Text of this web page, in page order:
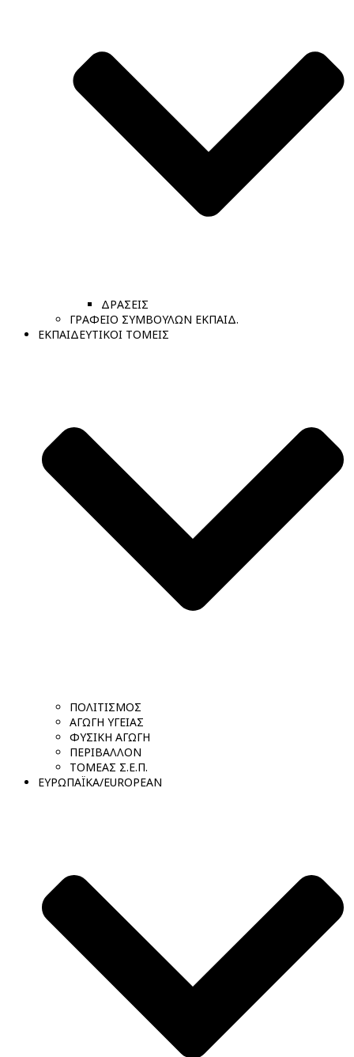
ΔΡΑΣΕΙΣ
ΓΡΑΦΕΙΟ ΣΥΜΒΟΥΛΩΝ ΕΚΠΑΙΔ.
ΕΚΠΑΙΔΕΥΤΙΚΟΙ ΤΟΜΕΙΣ
ΠΟΛΙΤΙΣΜΟΣ
ΑΓΩΓΗ ΥΓΕΙΑΣ
ΦΥΣΙΚΗ ΑΓΩΓΗ
ΠΕΡΙΒΑΛΛΟΝ
ΤΟΜΕΑΣ Σ.Ε.Π.
ΕΥΡΩΠΑΪΚΑ/EUROPEAN